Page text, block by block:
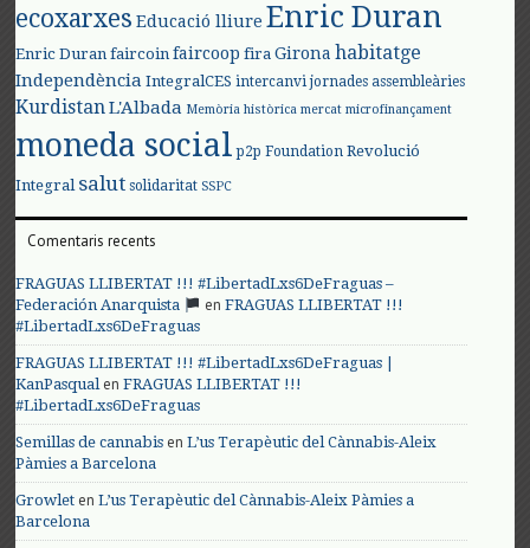
ecoxarxes Educació lliure Enric Duran
Enric Duran faircoin faircoop fira Girona habitatge
Independència IntegralCES intercanvi jornades assembleàries
KurdistanL'Albada Memòria històrica mercat microfinançament
moneda social p2p Foundation Revolució
Integral salut solidaritat SSPC
Comentaris recents
FRAGUAS LLIBERTAT !!! #LibertadLxs6DeFraguas –
Federación Anarquista
enFRAGUAS LLIBERTAT !!!
#LibertadLxs6DeFraguas
FRAGUAS LLIBERTAT !!! #LibertadLxs6DeFraguas |
KanPasqualenFRAGUAS LLIBERTAT !!!
#LibertadLxs6DeFraguas
Semillas de cannabis enL’us Terapèutic del Cànnabis-Aleix
Pàmies a Barcelona
Growlet enL’us Terapèutic del Cànnabis-Aleix Pàmies a
Barcelona